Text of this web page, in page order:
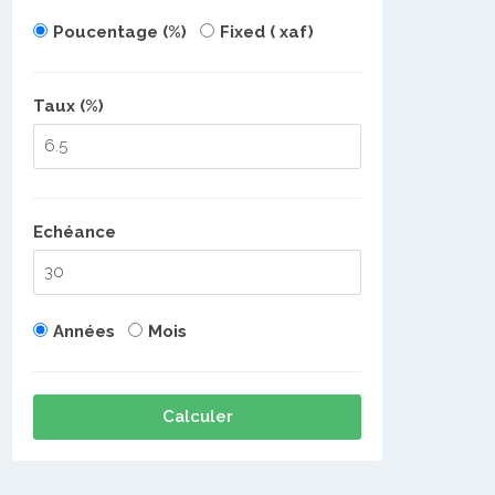
Poucentage (%) Fixed ( xaf)
Taux (%)
Echéance
Années Mois
Calculer